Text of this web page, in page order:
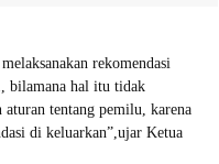
rekomendasi
bilamana hal itu tidak
aturan tentang pemilu, karena
di keluarkan”,ujar Ketua